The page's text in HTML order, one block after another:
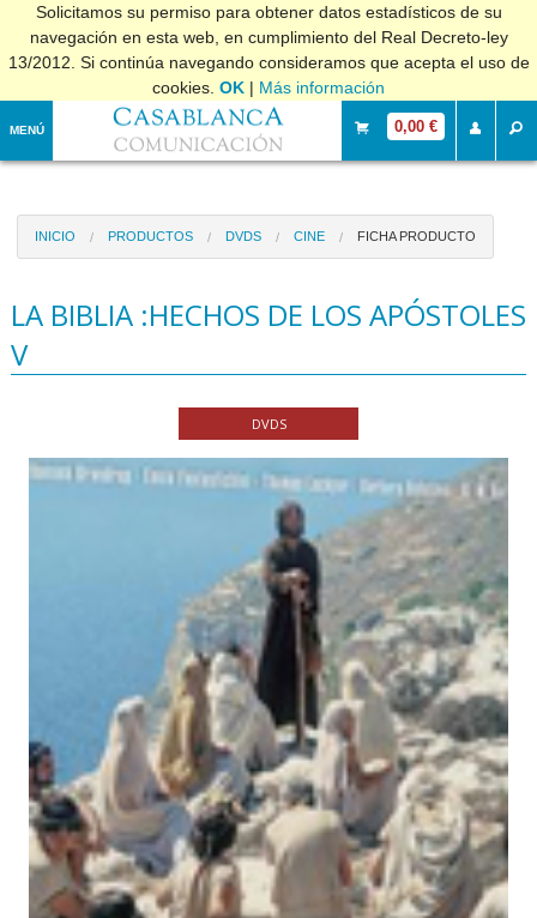
Solicitamos su permiso para obtener datos estadísticos de su
navegación en esta web, en cumplimiento del Real Decreto-ley
13/2012. Si continúa navegando consideramos que acepta el uso de
cookies. OK | Más información
MENÚ 0,00 €
INICIO PRODUCTOS DVDS CINE FICHA PRODUCTO
LA BIBLIA :HECHOS DE LOS APÓSTOLES
V
DVDS